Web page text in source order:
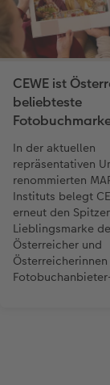
CEWE ist
beliebteste
In der aktuellen
repräsentativen
renommierten
Instituts belegt
erneut den
Lieblingsmarke
Österreicher und